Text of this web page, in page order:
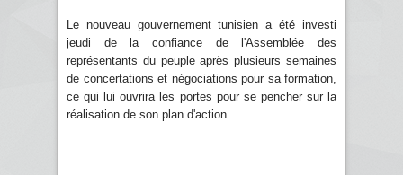
Le nouveau gouvernement tunisien a été investi
jeudi de la confiance de l'Assemblée des
représentants du peuple après plusieurs semaines
de concertations et négociations pour sa formation,
ce qui lui ouvrira les portes pour se pencher sur la
réalisation de son plan d'action.